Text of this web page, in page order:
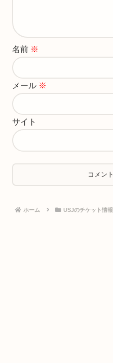
名前 ※
メール ※
サイト
ホーム USJのチケット情報